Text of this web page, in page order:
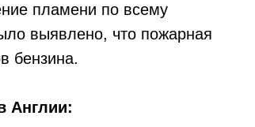
пламени по всему
выявлено, что пожарная
бензина.
Англии: